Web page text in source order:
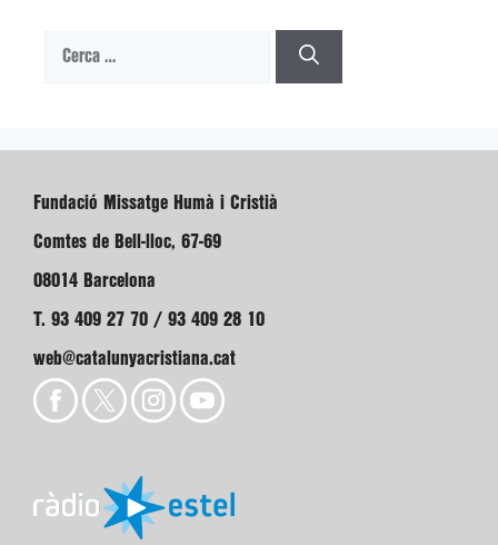
Cerca:
Fundació Missatge Humà i Cristià
Comtes de Bell-lloc, 67-69
08014 Barcelona
T. 93 409 27 70 / 93 409 28 10
web@catalunyacristiana.cat